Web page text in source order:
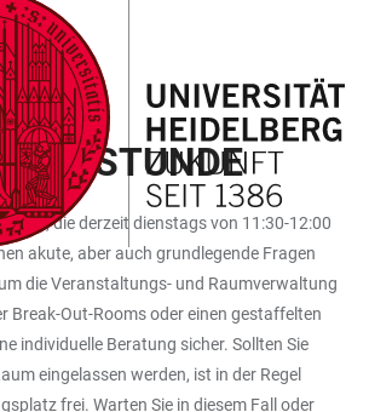
, die derzeit dienstags von 11:30-12:00
akute, aber auch grundlegende Fragen
die Veranstaltungs- und Raumverwaltung
Break-Out-Rooms oder einen gestaffelten
individuelle Beratung sicher. Sollten Sie
eingelassen werden, ist in der Regel
frei. Warten Sie in diesem Fall oder